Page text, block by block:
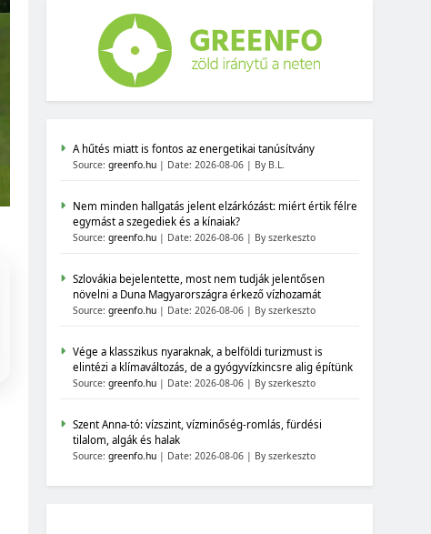
A hűtés miatt is fontos az energetikai tanúsítvány
Source:greenfo.hu Date: 2026-08-06 By B.L.
Nem minden hallgatás jelent elzárkózást: miért értik félre
egymást a szegediek és a kínaiak?
Source:greenfo.hu Date: 2026-08-06 By szerkeszto
Szlovákia bejelentette, most nem tudják jelentősen
növelni a Duna Magyarországra érkező vízhozamát
Source:greenfo.hu Date: 2026-08-06 By szerkeszto
Vége a klasszikus nyaraknak, a belföldi turizmust is
elintézi a klímaváltozás, de a gyógyvízkincsre alig építünk
Source:greenfo.hu Date: 2026-08-06 By szerkeszto
Szent Anna-tó: vízszint, vízminőség-romlás, fürdési
tilalom, algák és halak
Source:greenfo.hu Date: 2026-08-06 By szerkeszto